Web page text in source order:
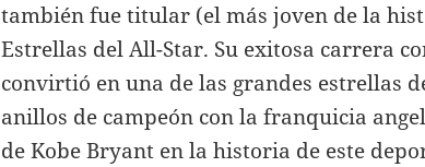
también fue titular (el más joven de la
Estrellas del All-Star. Su exitosa carrera
convirtió en una de las grandes estrellas
anillos de campeón con la franquicia
de Kobe Bryant en la historia de este